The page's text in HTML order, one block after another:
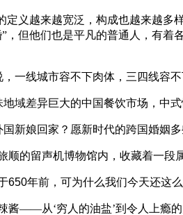
定义越来越宽泛，构成也越来越多
，但他们也是平凡的普通人，有
，一线城市容不下肉体，三四线容
地域差异巨大的中国餐饮市场，中
国新娘回家？愿新时代的跨国婚姻
顺的留声机博物馆内，收藏着一段
650年前，可为什么我们今天还这
酱——从‘穷人的油盐’到令人上瘾